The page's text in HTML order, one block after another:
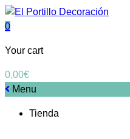
0
Your cart
0,00€
Menu
Tienda